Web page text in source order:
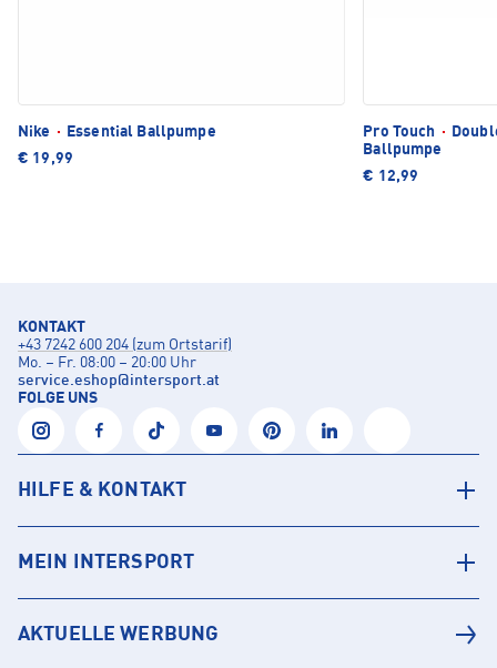
Nike ·
Essential Ballpumpe
€ 19,99
Pro Touch ·
Ballpumpe
€ 12,99
KONTAKT
+43 7242 600 204 (zum Ortstarif)
Mo. – Fr. 08:00 – 20:00 Uhr
service.eshop@intersport.at
FOLGE UNS
HILFE & KONTAKT
MEIN INTERSPORT
AKTUELLE WERBUNG